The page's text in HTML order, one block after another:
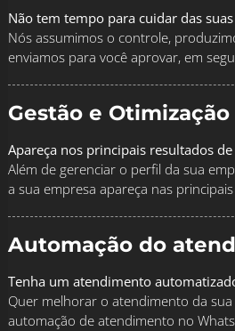
Não tem tempo para cuidar das
Nós assumimos o controle,
enviamos para você aprovar, em
Gestão e
Apareça nos principais resultados
Além de gerenciar o perfil da sua
a sua empresa apareça nas
Automação do
Tenha um atendimento
Quer melhorar o atendimento da
automação de atendimento no